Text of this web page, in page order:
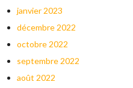
janvier 2023
décembre 2022
octobre 2022
septembre 2022
août 2022